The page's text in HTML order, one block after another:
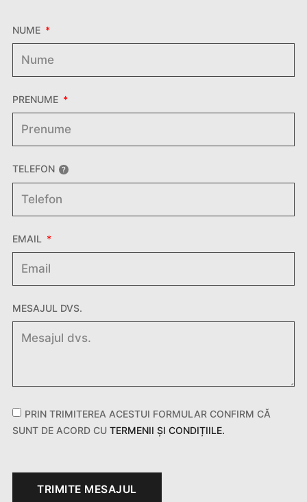
NUME
PRENUME
TELEFON
EMAIL
MESAJUL DVS.
PRIN TRIMITEREA ACESTUI FORMULAR CONFIRM CĂ
SUNT DE ACORD CU TERMENII ȘI CONDIȚIILE.
TRIMITE MESAJUL